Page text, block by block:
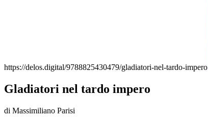
https://delos.digital/9788825430479/gladiatori-nel-tardo-impero
Gladiatori nel tardo impero
di Massimiliano Parisi